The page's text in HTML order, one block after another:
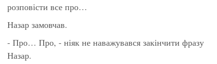
розповісти все про…
Назар замовчав.
- Про… Про, - ніяк не наважувався закінчити фразу
Назар.